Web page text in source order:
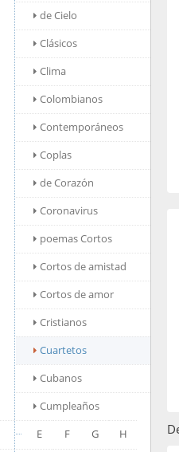
de Cielo
Clásicos
Clima
Colombianos
Contemporáneos
Coplas
de Corazón
Coronavirus
poemas Cortos
Cortos de amistad
Cortos de amor
Cristianos
Cuartetos
Cubanos
Cumpleaños
E
F G
H